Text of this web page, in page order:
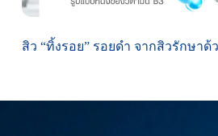
สิว “ทิ้งรอย” รอยดำ จากสิวรักษาด้